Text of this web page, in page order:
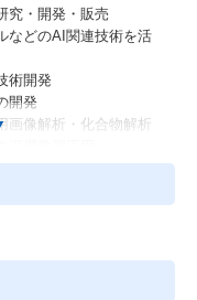
究・開発・販売
などのAI関連技術を活
術開発
開発
画像解析・化合物解析
』とエクステンシ
ラリ「PFRL」